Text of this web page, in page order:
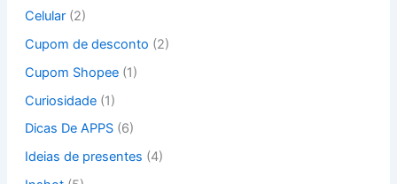
Celular(2)
Cupom de desconto (2)
Cupom Shopee(1)
Curiosidade(1)
Dicas De APPS(6)
Ideias de presentes (4)